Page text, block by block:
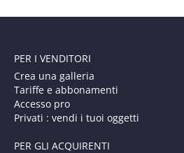
PER I VENDITORI
Crea una galleria
Tariffe e abbonamenti
Accesso pro
Privati : vendi i tuoi oggetti
PER GLI ACQUIRENTI